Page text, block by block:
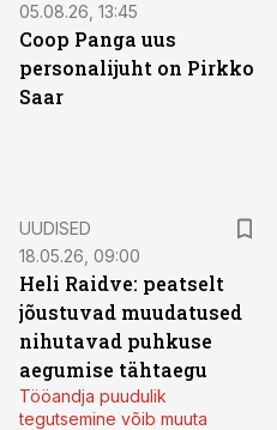
05.08.26, 13:45
Coop Panga uus
personalijuht on Pirkko
Saar
UUDISED
18.05.26, 09:00
Heli Raidve: peatselt
jõustuvad muudatused
nihutavad puhkuse
aegumise tähtaegu
Tööandja puudulik
tegutsemine võib muuta